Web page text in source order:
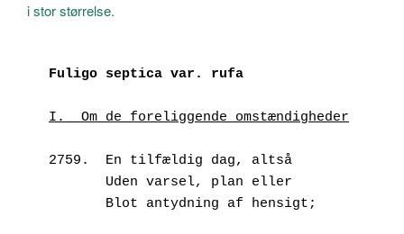
i stor størrelse.
Fuligo septica var. rufa
I.  Om de foreliggende omstændigheder
2759.  En tilfældig dag, altså
       Uden varsel, plan eller
       Blot antydning af hensigt;